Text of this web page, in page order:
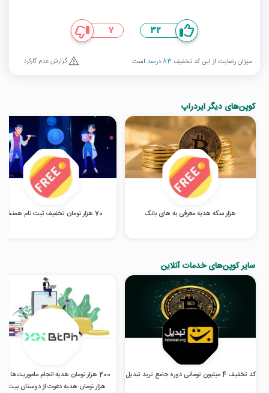
32
7
میزان رضایت از این کد تخفیف 83 درصد است گزارش عدم کارکرد
کوپن‌های دیگر ایردراپ
هزار سکه هدیه معرفی به های بانک 70 هزار تومان تخفیف ثبت نام همنشین
سایر کوپن‌های خدمات آنلاین
کد تخفیف 4 میلیون تومانی دوره جامع ترید تبدیل
هزار تومان هدیه دعوت از دوستان بیت